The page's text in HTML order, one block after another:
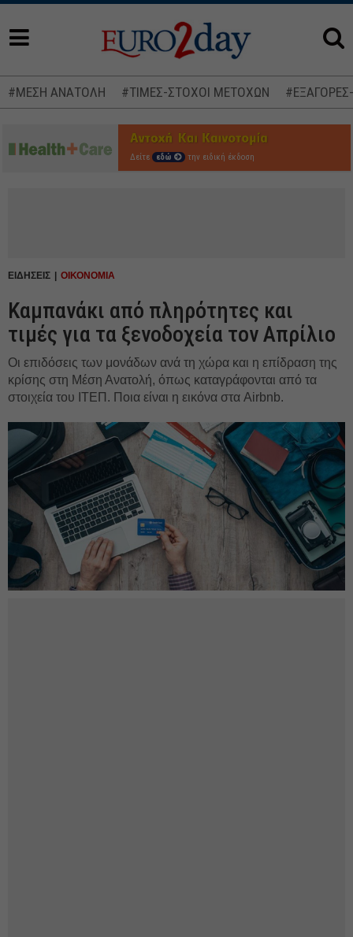
#ΜΕΣΗ ΑΝΑΤΟΛΗ #ΤΙΜΕΣ-ΣΤΟΧΟΙ ΜΕΤΟΧΩΝ
Δείτε εδώ την ειδική έκδοση
ΕΙΔΗΣΕΙΣ ΟΙΚΟΝΟΜΙΑ
Καμπανάκι από πληρότητες και
τιμές για τα ξενοδοχεία τον Απρίλιο
Οι επιδόσεις των μονάδων ανά τη χώρα και η επίδραση της
κρίσης στη Μέση Ανατολή, όπως καταγράφονται από τα
στοιχεία του ΙΤΕΠ. Ποια είναι η εικόνα στα Airbnb.